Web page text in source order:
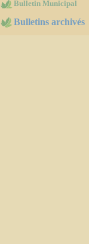
Bulletin Municipal
Bulletins archivés